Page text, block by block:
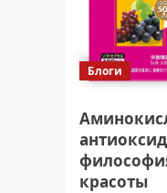
Украине
Блоги
красоты